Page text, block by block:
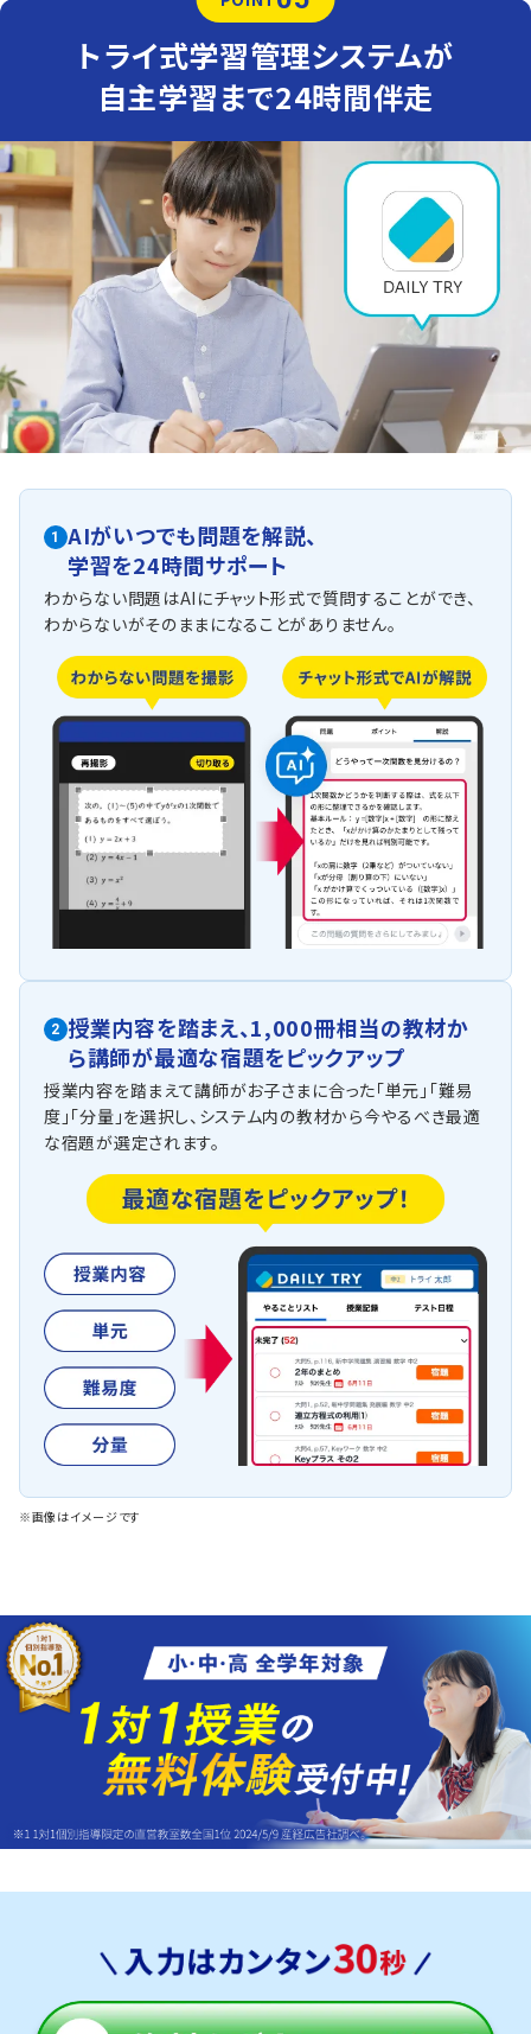
トライ式学習管理システムが
自主学習まで24時間伴走
1
AIがいつでも問題を解説、
学習を24時間サポート
わからない問題はAIにチャット形式で質問することができ、
わからないがそのままになることがありません。
2 授業内容を踏まえ、1,000冊相当の教材か
ら講師が最適な宿題をピックアップ
授業内容を踏まえて講師がお子さまに合った「単元」「難易
度」「分量」を選択し、システム内の教材から今やるべき最適
な宿題が選定されます。
※画像はイメージです